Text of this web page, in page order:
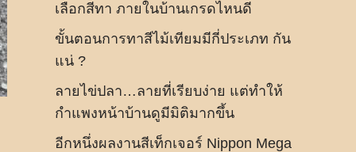
เลือกสีทา ภายในบ้านเกรดไหนดี
ขั้นตอนการทาสีไม้เทียมมีกี่ประเภท กัน
แน่ ?
ลายไข่ปลา…ลายที่เรียบง่าย แต่ทำให้
กำแพงหน้าบ้านดูมีมิติมากขึ้น
อีกหนึ่งผลงานสีเท็กเจอร์ Nippon Mega